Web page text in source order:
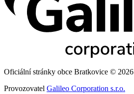
Oficiální stránky obce Bratkovice © 2026
Provozovatel Galileo Corporation s.r.o.